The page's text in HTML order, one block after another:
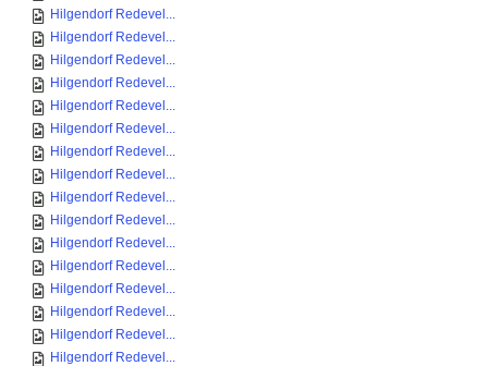
Hilgendorf Redevel...
Hilgendorf Redevel...
Hilgendorf Redevel...
Hilgendorf Redevel...
Hilgendorf Redevel...
Hilgendorf Redevel...
Hilgendorf Redevel...
Hilgendorf Redevel...
Hilgendorf Redevel...
Hilgendorf Redevel...
Hilgendorf Redevel...
Hilgendorf Redevel...
Hilgendorf Redevel...
Hilgendorf Redevel...
Hilgendorf Redevel...
Hilgendorf Redevel...